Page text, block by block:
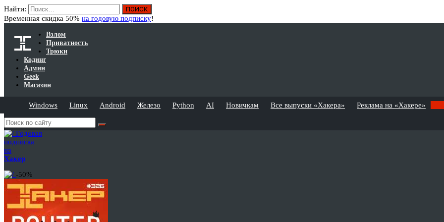
Найти:
Временная скидка 50% на годовую подписку!
Взлом
Приватность
Трюки
Кодинг
Админ
Geek
Магазин
Windows Linux Android Железо Python AI Новичкам Все выпуски «Хакера» Реклама на «Хакере»
Годовая
подписка
на
Хакер
-50%